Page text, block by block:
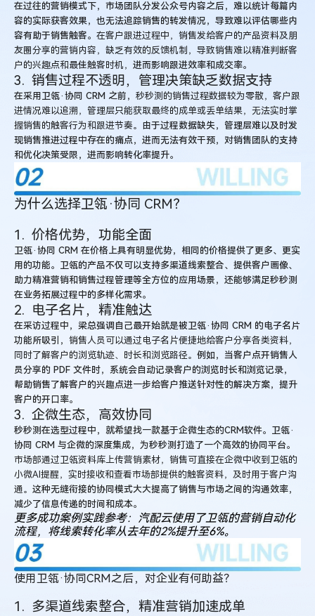
在过往的营销模式下，市场团队分发公众号内容之后，难以统计每篇内
容的实际获客效果，也无法追踪销售的转发情况，导致难以评估哪些内
容有助于销售触客。 在客户跟进过程中，销售发给客户的产品资料及朋
友圈分享的营销内容，缺乏有效的反馈机制，导致销售难以精准判断客
户的兴趣点和最佳触客时机， 进而影响跟进效率和成交率。
3. 销售过程不透明，管理决策缺乏数据支持
在采用卫瓴·协同 CRM 之前， 秒秒测的销售过程数据较为零散，客户跟
进情况难以追溯，管理层只能获取最终的成单或丢单结果，无法实时掌
握销售的触客行为和跟进节奏。 由于过程数据缺失，管理层难以及时发
现销售推进过程中存在的痛点，进而无法有效干预，对销售团队的支持
和优化决策受限，进而影响转化率提升。
为什么选择卫瓴·协同 CRM？
1. 价格优势，功能全面
卫瓴·协同 CRM 在价格上具有明显优势，相同的价格提供了更多、更实
用的功能。卫瓴的产品不仅可以支持多渠道线索整合、提供客户画像、
助力精准营销和销售过程管理等全方位的应用场景，还能够满足秒秒测
在业务拓展过程中的多样化需求。
2. 电子名片，精准触达
在采访过程中，梁总强调自己最开始就是被卫瓴·协同 CRM 的电子名片
功能所吸引， 销售人员可以通过电子名片便捷地给客户分享各类资料，
同时了解客户的浏览轨迹、时长和浏览路径。 例如，当客户点开销售人
员分享的 PDF 文件时，系统会自动记录客户的浏览时长和浏览记录，
帮助销售了解客户的兴趣点进一步给客户推送针对性的解决方案，提升
客户的开口率。
3. 企微生态，高效协同
秒秒测在选型过程中，就希望找一款基于企微生态的CRM软件。卫瓴·
协同 CRM 与企微的深度集成，为秒秒测打造了一个高效的协同平台。
市场部通过卫瓴资料库上传营销素材，销售可直接在企微中收到卫瓴的
小微AI提醒，实时接收和查看市场部提供的触客资料，及时用于客户沟
通。 这种无缝衔接的协同模式大大提高了销售与市场之间的沟通效率，
减少了信息传递的时间和成本。
更多成功案例实践参考：汽配云使用了卫瓴的营销自动化
流程，将线索转化率从去年的2%提升至6%。
使用卫瓴·协同CRM之后，对企业有何助益？
1. 多渠道线索整合，精准营销加速成单